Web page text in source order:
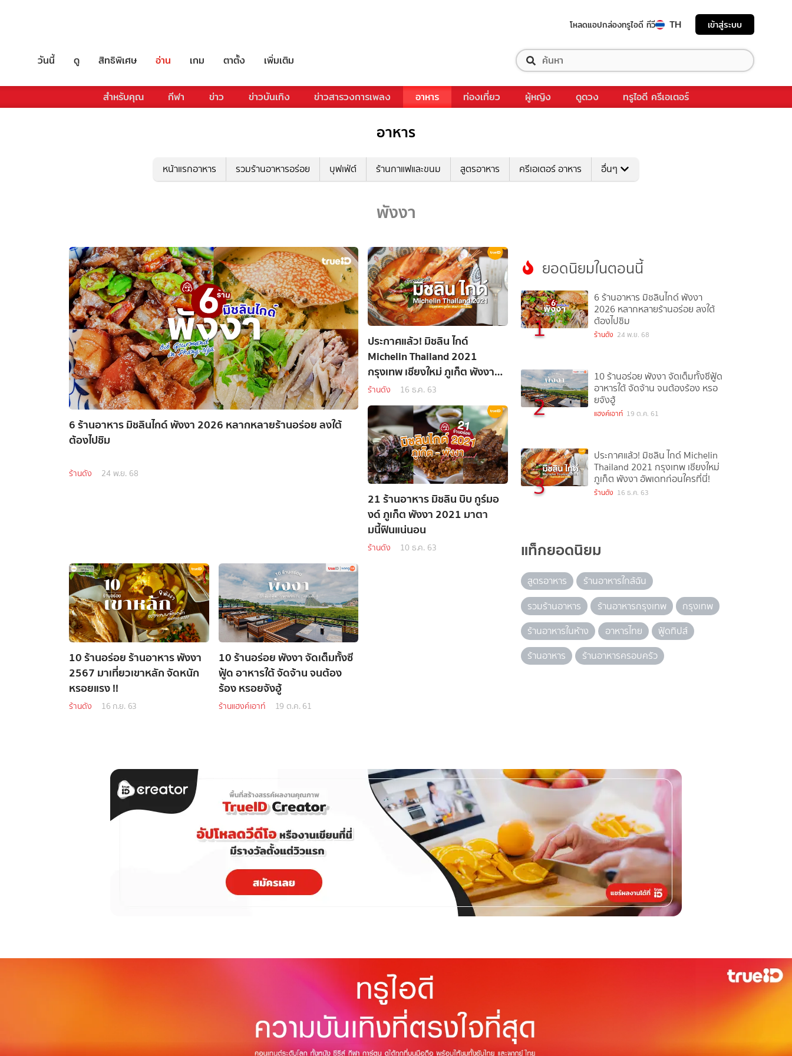
โหลดแอปกล่องทรูไอดี ทีวี TH เข้าสู่ระบบ
วันนี้ ดู สิทธิพิเศษ อ่าน เกม ตาตั้ง เพิ่มเติม
สำหรับคุณ กีฬา ข่าว ข่าวบันเทิง ข่าวสารวงการเพลง อาหาร ท่องเที่ยว ผู้หญิง ดูดวง ทรูไอดี ครีเอเตอร์
อาหาร
หน้าแรกอาหาร รวมร้านอาหารอร่อย บุฟเฟ่ต์ ร้านกาแฟและขนม สูตรอาหาร ครีเอเตอร์ อาหาร อื่นๆ
พังงา
6 ร้านอาหาร มิชลินไกด์ พังงา 2026 หลากหลายร้านอร่อย ลงใต้
ต้องไปชิม
ร้านดัง 24 พ.ย. 68
ประกาศแล้ว! มิชลิน ไกด์
Michelin Thailand 2021
กรุงเทพ เชียงใหม่ ภูเก็ต พังงา
อัพเดทก่อนใครที่นี่!
ร้านดัง 16 ธ.ค. 63
21 ร้านอาหาร มิชลิน บิบ กูร์มอ
งด์ ภูเก็ต พังงา 2021 มาตา
มนี้ฟินแน่นอน
ร้านดัง 10 ธ.ค. 63
10 ร้านอร่อย ร้านอาหาร พังงา
2567 มาเที่ยวเขาหลัก จัดหนัก
หรอยแรง !!
ร้านดัง 16 ก.ย. 63
10 ร้านอร่อย พังงา จัดเต็มทั้งซี
ฟู้ด อาหารใต้ จัดจ้าน จนต้อง
ร้อง หรอยจังฮู้
ร้านแฮงค์เอาท์ 19 ต.ค. 61
ยอดนิยมในตอนนี้
1
6 ร้านอาหาร มิชลินไกด์ พังงา
2026 หลากหลายร้านอร่อย ลงใต้
ต้องไปชิม
ร้านดัง 24 พ.ย. 68
2
10 ร้านอร่อย พังงา จัดเต็มทั้งซีฟู้ด
อาหารใต้ จัดจ้าน จนต้องร้อง หรอ
ยจังฮู้
แฮงค์เอาท์ 19 ต.ค. 61
3
ประกาศแล้ว! มิชลิน ไกด์ Michelin
Thailand 2021 กรุงเทพ เชียงใหม่
ภูเก็ต พังงา อัพเดทก่อนใครที่นี่!
ร้านดัง 16 ธ.ค. 63
แท็กยอดนิยม
สูตรอาหาร
ร้านอาหารใกล้ฉัน
รวมร้านอาหาร
ร้านอาหารกรุงเทพ
กรุงเทพ
ร้านอาหารในห้าง
อาหารไทย
ฟู้ดทิปส์
ร้านอาหาร
ร้านอาหารครอบครัว